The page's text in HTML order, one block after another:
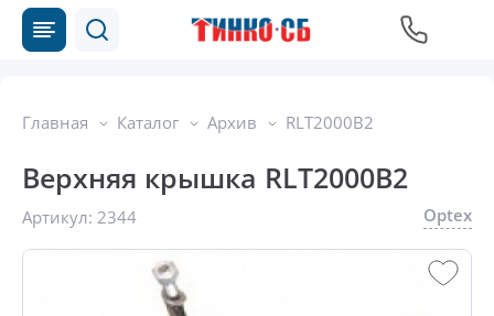
Главная Каталог Архив RLT2000B2
Верхняя крышка RLT2000B2
Артикул: 2344 Optex